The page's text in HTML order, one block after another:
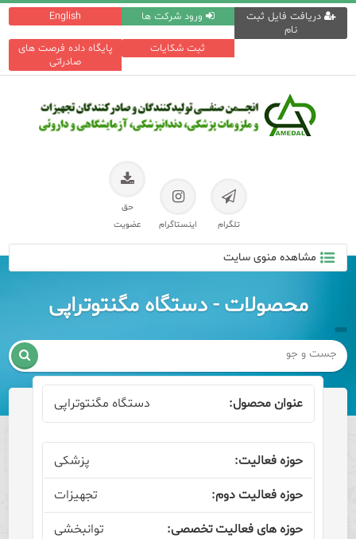
English ورود شرکت ها
دریافت فایل ثبت
نام
پایگاه داده فرصت های
صادراتی
ثبت شکایات
تلگرام اینستاگرام
حق
عضویت
مشاهده منوی سایت
محصولات - دستگاه مگنتوتراپی

دستگاه مگنتوتراپی
پزشکی
تجهیزات
توانبخشی